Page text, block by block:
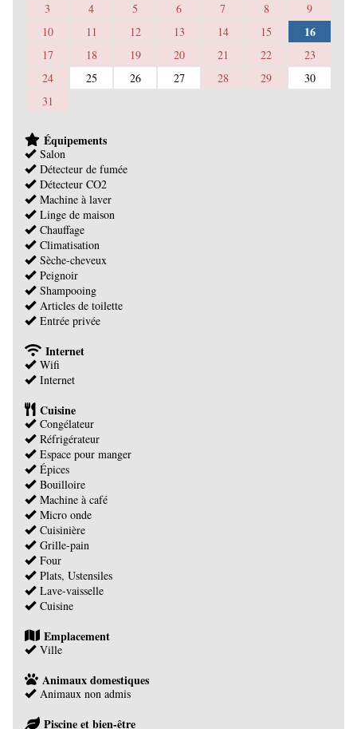
3
4 5 6 7 8
9
10
11 12 13 14 15 16
17 18 19 20 21 22
23
24
25 26 27 28 29
30
31
Équipements
Salon
Détecteur de fumée
Détecteur CO2
Machine à laver
Linge de maison
Chauffage
Climatisation
Sèche-cheveux
Peignoir
Shampooing
Articles de toilette
Entrée privée
Internet
Wifi
Internet
Cuisine
Congélateur
Réfrigérateur
Espace pour manger
Épices
Bouilloire
Machine à café
Micro onde
Cuisinière
Grille-pain
Four
Plats, Ustensiles
Lave-vaisselle
Cuisine
Emplacement
Ville
Animaux domestiques
Animaux non admis
Piscine et bien-être